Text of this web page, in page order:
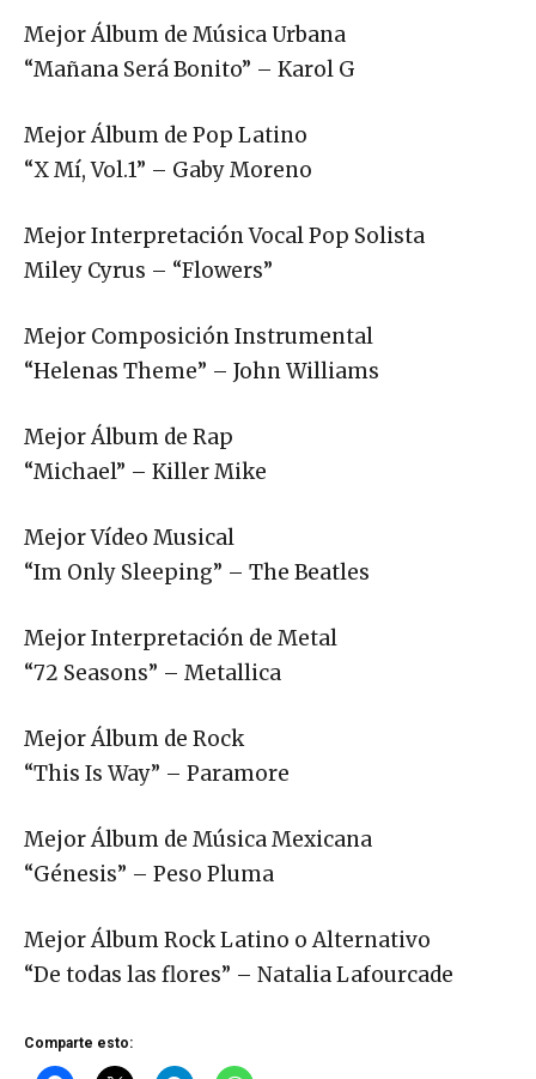
Mejor Álbum de Música Urbana
“Mañana Será Bonito” – Karol G
Mejor Álbum de Pop Latino
“X Mí, Vol.1” – Gaby Moreno
Mejor Interpretación Vocal Pop Solista
Miley Cyrus – “Flowers”
Mejor Composición Instrumental
“Helenas Theme” – John Williams
Mejor Álbum de Rap
“Michael” – Killer Mike
Mejor Vídeo Musical
“Im Only Sleeping” – The Beatles
Mejor Interpretación de Metal
“72 Seasons” – Metallica
Mejor Álbum de Rock
“This Is Way” – Paramore
Mejor Álbum de Música Mexicana
“Génesis” – Peso Pluma
Mejor Álbum Rock Latino o Alternativo
“De todas las flores” – Natalia Lafourcade
Comparte esto: